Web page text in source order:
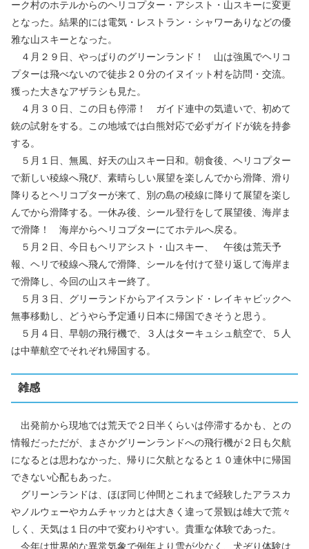
ーク村のホテルからのヘリコプター・アシスト・山スキーに変更
となった。結果的には電気・レストラン・シャワーありなどの優
雅な山スキーとなった。
４月２９日、やっぱりのグリーンランド！ 山は強風でヘリコ
プターは飛べないので徒歩２０分のイヌイット村を訪問・交流。
獲った大きなアザラシも見た。
４月３０日、この日も停滞！ ガイド連中の気遣いで、初めて
銃の試射をする。この地域では白熊対応で必ずガイドが銃を持参
する。
５月１日、無風、好天の山スキー日和。朝食後、ヘリコプター
で新しい稜線へ飛び、素晴らしい展望を楽しんでから滑降、滑り
降りるとヘリコプターが来て、別の島の稜線に降りて展望を楽し
んでから滑降する。一休み後、シール登行をして展望後、海岸ま
で滑降！ 海岸からヘリコプターにてホテルへ戻る。
５月２日、今日もヘリアシスト・山スキー、 午後は荒天予
報、ヘリで稜線へ飛んで滑降、シールを付けて登り返して海岸ま
で滑降し、今回の山スキー終了。
５月３日、グリーランドからアイスランド・レイキャビックヘ
無事移動し、どうやら予定通り日本に帰国できそうと思う。
５月４日、早朝の飛行機で、３人はターキュシュ航空で、５人
は中華航空でそれぞれ帰国する。
雑感
出発前から現地では荒天で２日半くらいは停滞するかも、との
情報だっただが、まさかグリーンランドへの飛行機が２日も欠航
になるとは思わなかった、帰りに欠航となると１０連休中に帰国
できない心配もあった。
グリーンランドは、ほぼ同じ仲間とこれまで経験したアラスカ
やノルウェーやカムチャッカとは大きく違って景観は雄大で荒々
しく、天気は１日の中で変わりやすい。貴重な体験であった。
今年は世界的な異常気象で例年より雪が少なく、犬ぞり体験は